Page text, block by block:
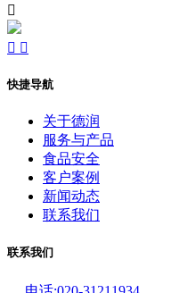

 
快捷导航
关于德润
服务与产品
食品安全
客户案例
新闻动态
联系我们
联系我们